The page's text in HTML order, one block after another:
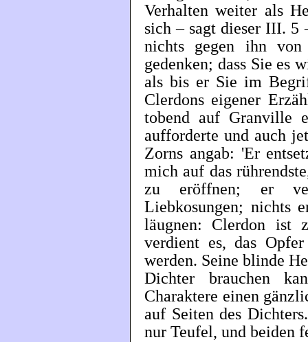
Verhalten weiter als
sich – sagt dieser III. 5
nichts gegen ihn
gedenken; dass Sie es
als bis er Sie im
Clerdons eigener
tobend auf Granville
aufforderte und auch
Zorns angab: 'Er
mich auf das
zu eröffnen; er
Liebkosungen; nichts
läugnen: Clerdon ist
verdient es, das
werden. Seine blinde
Dichter brauchen
Charaktere einen
auf Seiten des
nur Teufel, und beiden